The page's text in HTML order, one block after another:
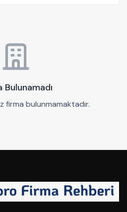
Bulunamadı
firma bulunmamaktadır.